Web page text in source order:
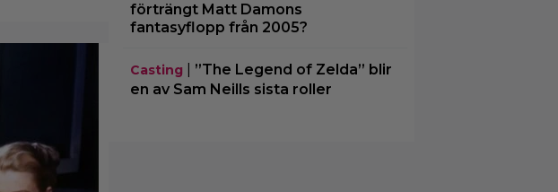
förträngt Matt Damons
fantasyflopp från 2005?
Casting
”The Legend of Zelda” blir
en av Sam Neills sista roller